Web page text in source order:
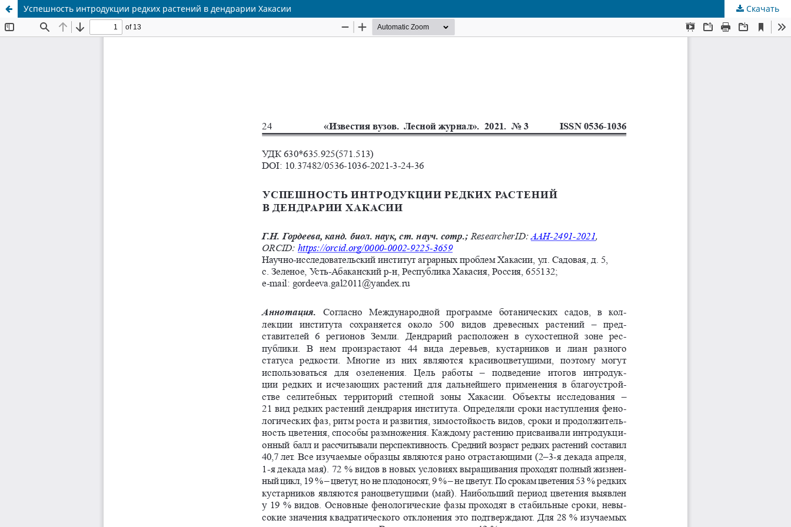
Успешность интродукции редких растений в дендрарии Хакасии Скачать